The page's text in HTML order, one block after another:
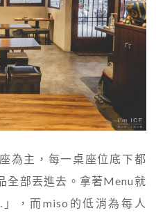
為主，每一桌座位底下都
全部丟進去。拿著Menu就
，而miso的低消為每人